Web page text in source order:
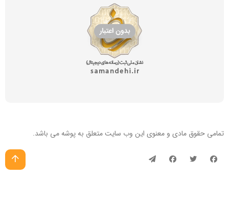
تمامی حقوق مادی و معنوی این وب سایتمتعلق به پوشه می باشد.